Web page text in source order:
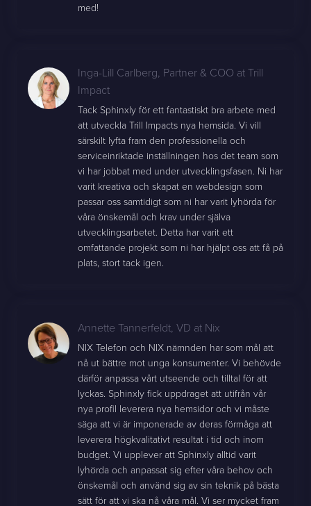
med!
Inga-Lill Carlberg, Partner & COO at Trill
Impact
Tack Sphinxly för ett fantastiskt bra arbete med
att utveckla Trill Impacts nya hemsida. Vi vill
särskilt lyfta fram den professionella och
serviceinriktade inställningen hos det team som
vi har jobbat med under utvecklingsfasen. Ni har
varit kreativa och skapat en webdesign som
passar oss samtidigt som ni har varit lyhörda för
våra önskemål och krav under själva
utvecklingsarbetet. Detta har varit ett
omfattande projekt som ni har hjälpt oss att få på
plats, stort tack igen.
Annette Tannerfeldt, VD at Nix
NIX Telefon och NIX nämnden har som mål att
nå ut bättre mot unga konsumenter. Vi behövde
därför anpassa vårt utseende och tilltal för att
lyckas. Sphinxly fick uppdraget att utifrån vår
nya profil leverera nya hemsidor och vi måste
säga att vi är imponerade av deras förmåga att
leverera högkvalitativt resultat i tid och inom
budget. Vi upplever att Sphinxly alltid varit
lyhörda och anpassat sig efter våra behov och
önskemål och använd sig av sin teknik på bästa
sätt för att vi ska nå våra mål. Vi ser mycket fram